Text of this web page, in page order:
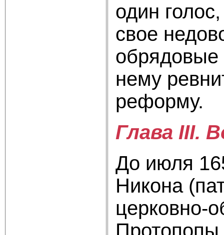
один
свое
обрядовые
нему
реформу.
Глава III.
До июля
Никона
церковно-
Протопопы